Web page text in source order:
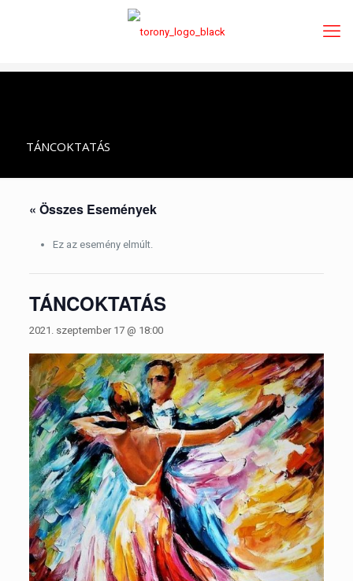
TÁNCOKTATÁS
« Összes Események
Ez az esemény elmúlt.
TÁNCOKTATÁS
2021. szeptember 17 @ 18:00